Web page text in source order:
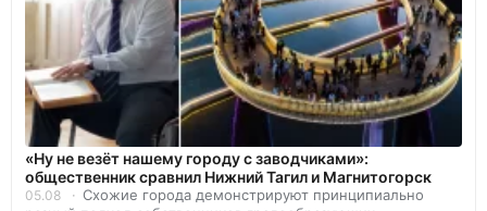
«Ну не везёт нашему городу с заводчиками»:
общественник сравнил Нижний Тагил и Магнитогорск
05.08
Схожие города демонстрируют принципиально